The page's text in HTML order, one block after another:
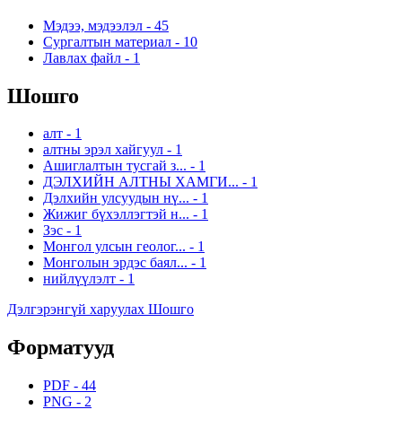
Мэдээ, мэдээлэл - 45
Сургалтын материал - 10
Лавлах файл - 1
Шошго
алт - 1
алтны эрэл хайгуул - 1
Ашиглалтын тусгай з... - 1
ДЭЛХИЙН АЛТНЫ ХАМГИ... - 1
Дэлхийн улсуудын нү... - 1
Жижиг бүхэллэгтэй н... - 1
Зэс - 1
Монгол улсын геолог... - 1
Монголын эрдэс баял... - 1
нийлүүлэлт - 1
Дэлгэрэнгүй харуулах Шошго
Форматууд
PDF - 44
PNG - 2